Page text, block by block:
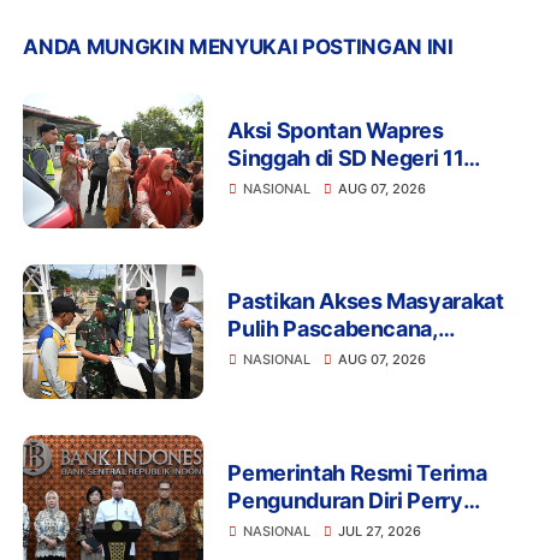
ANDA MUNGKIN MENYUKAI POSTINGAN INI
Aksi Spontan Wapres
Singgah di SD Negeri 11
Jangka, Sapa Siswa dan
NASIONAL AUG 07, 2026
Pastikan Akses Masyarakat
Pulih Pascabencana,
Wapres Tinjau
NASIONAL AUG 07, 2026
Pemerintah Resmi Terima
Pengunduran Diri Perry
Warjiyo, Destry Damayanti
NASIONAL JUL 27, 2026